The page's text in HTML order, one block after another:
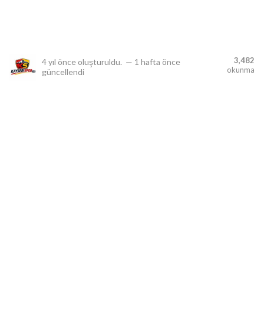
4 yıl önce oluşturuldu. — 1 hafta önce
güncellendi
3,482
okunma